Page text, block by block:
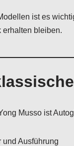
ist es
erhalten bleiben.
Musso ist
Ausführung